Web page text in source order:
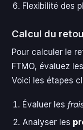
Flexibilité des
Calcul du
Pour calculer le
FTMO, évaluez
Voici les étapes
Évaluer les
Analyser les